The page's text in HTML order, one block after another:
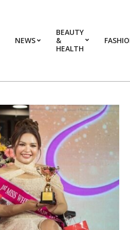
NEWS
BEAUTY
&
HEALTH